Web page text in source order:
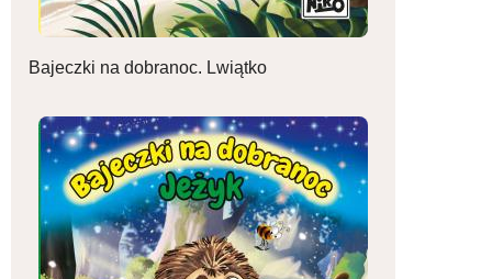
Bajeczki na dobranoc. Lwiątko